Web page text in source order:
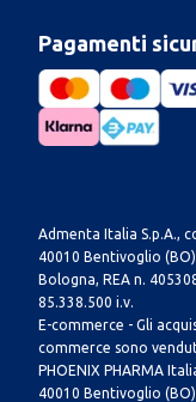
Pagamenti
Admenta Italia S.p.A.,
40010 Bentivoglio
Bologna, REA n.
85.338.500 i.v.
E-commerce - Gli
commerce sono
PHOENIX PHARMA
40010 Bentivoglio